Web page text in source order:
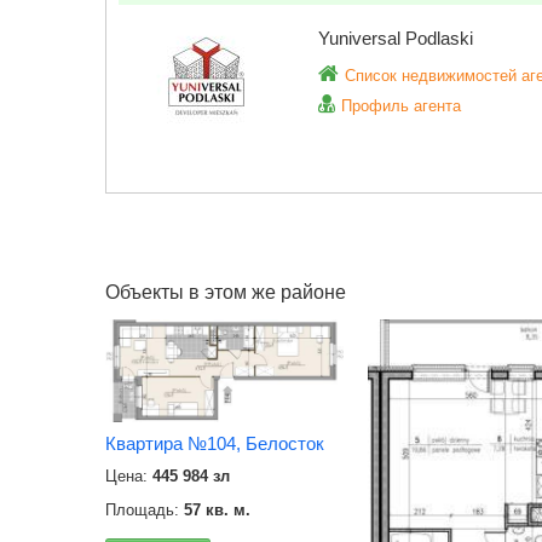
Yuniversal Podlaski
Список недвижимостей
Профиль агента
Объекты в этом же районе
Квартира №104, Белосток
Цена: 445 984 зл
Площадь: 57 кв. м.